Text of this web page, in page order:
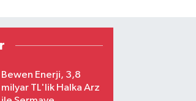
Bewen Enerji, 3,8
milyar TL'lik Halka Arz